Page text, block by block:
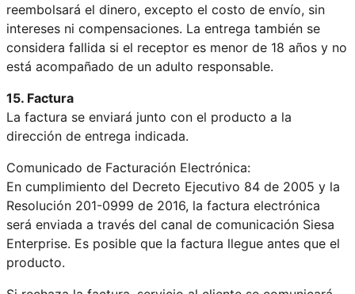
reembolsará el dinero, excepto el costo de envío, sin
intereses ni compensaciones. La entrega también se
considera fallida si el receptor es menor de 18 años y no
está acompañado de un adulto responsable.
15. Factura
La factura se enviará junto con el producto a la
dirección de entrega indicada.
Comunicado de Facturación Electrónica:
En cumplimiento del Decreto Ejecutivo 84 de 2005 y la
Resolución 201-0999 de 2016, la factura electrónica
será enviada a través del canal de comunicación Siesa
Enterprise. Es posible que la factura llegue antes que el
producto.